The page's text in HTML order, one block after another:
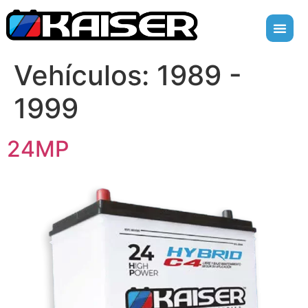
Vehículos: 1989 -
1999
24MP